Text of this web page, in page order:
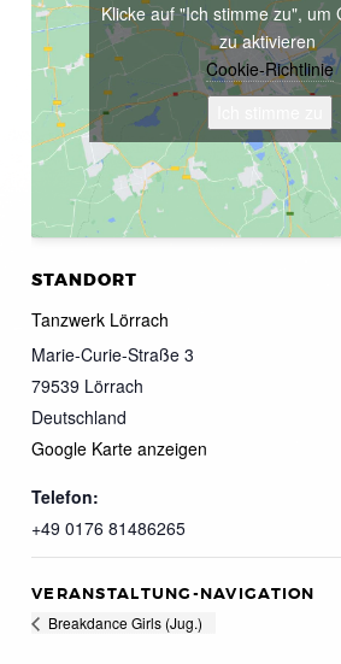
STANDORT
Tanzwerk Lörrach
Marie-Curie-Straße 3
79539 Lörrach
Deutschland
Google Karte anzeigen
Telefon:
+49 0176 81486265
Klicke auf "Ich stimme zu", um
zu aktivieren
Cookie-Richtlinie
VERANSTALTUNG-NAVIGATION
Breakdance Girls (Jug.)